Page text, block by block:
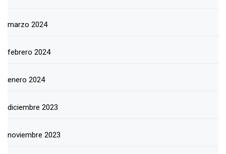
marzo 2024
febrero 2024
enero 2024
diciembre 2023
noviembre 2023